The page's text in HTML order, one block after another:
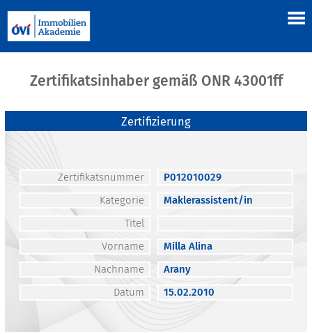
Zertifikatsinhaber gemäß ONR 43001ff
Zertifizierung
Zertifikatsnummer
P012010029
Kategorie
Maklerassistent/in
Titel
Vorname
Milla Alina
Nachname
Arany
Datum
15.02.2010